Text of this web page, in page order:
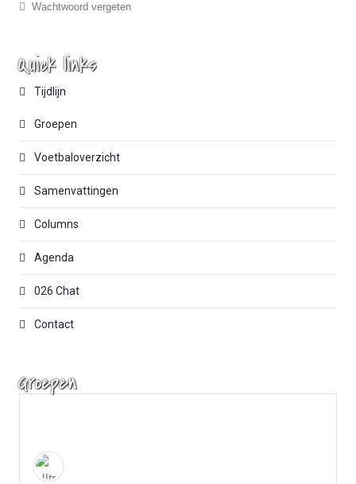
Wachtwoord vergeten
Quick links
Tijdlijn
Groepen
Voetbaloverzicht
Samenvattingen
Columns
Agenda
026 Chat
Contact
Groepen